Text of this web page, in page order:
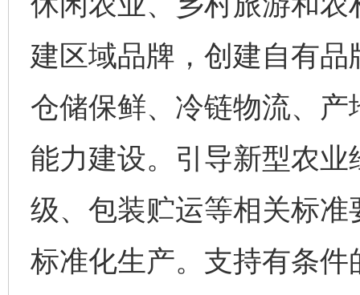
建区域品牌，创建自有
仓储保鲜、冷链物流、
能力建设。引导新型农
级、包装贮运等相关标
标准化生产。支持有条